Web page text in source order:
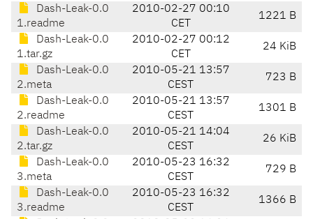
Dash-Leak-0.0
1.readme
2010-02-27 00:10
CET
1221 B
Dash-Leak-0.0
1.tar.gz
2010-02-27 00:12
CET
24 KiB
Dash-Leak-0.0
2.meta
2010-05-21 13:57
CEST
723 B
Dash-Leak-0.0
2.readme
2010-05-21 13:57
CEST
1301 B
Dash-Leak-0.0
2.tar.gz
2010-05-21 14:04
CEST
26 KiB
Dash-Leak-0.0
3.meta
2010-05-23 16:32
CEST
729 B
Dash-Leak-0.0
3.readme
2010-05-23 16:32
CEST
1366 B